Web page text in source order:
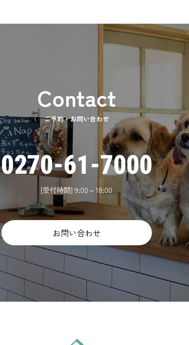
ご予約・お問い合わせ
0270-61-7000
[受付時間] 9:00～18:00
お問い合わせ